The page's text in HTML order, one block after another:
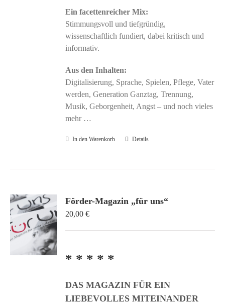
Ein facettenreicher Mix:
Stimmungsvoll und tiefgründig,
wissenschaftlich fundiert, dabei kritisch und
informativ.
Aus den Inhalten:
Digitalisierung, Sprache, Spielen, Pflege, Vater
werden, Generation Ganztag, Trennung,
Musik, Geborgenheit, Angst – und noch vieles
mehr …
In den Warenkorb Details
Förder-Magazin „für uns“
20,00€
* * * * *
DAS MAGAZIN FÜR EIN
LIEBEVOLLES MITEINANDER